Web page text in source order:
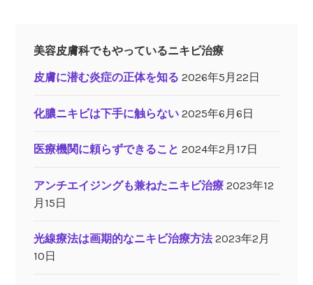
美容皮膚科でもやっているニキビ治療
皮膚に潜む炎症の正体を知る 2026年5月22日
化膿ニキビは下手に触らない 2025年6月6日
医療機関に頼らずできること 2024年2月17日
アンチエイジングも兼ねたニキビ治療 2023年12
月15日
光線療法は画期的なニキビ治療方法 2023年2月
10日